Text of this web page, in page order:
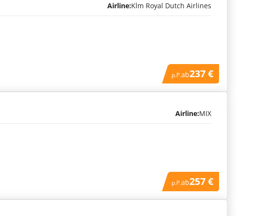
Airline:Klm Royal Dutch Airlines
p.P.ab237 €
Airline:MIX
p.P.ab257 €